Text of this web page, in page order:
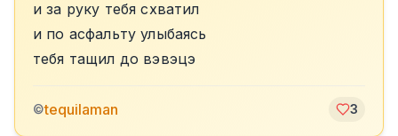
и за руку тебя схватил
и по асфальту улыбаясь
тебя тащил до вэвэцэ
©tequilaman 3